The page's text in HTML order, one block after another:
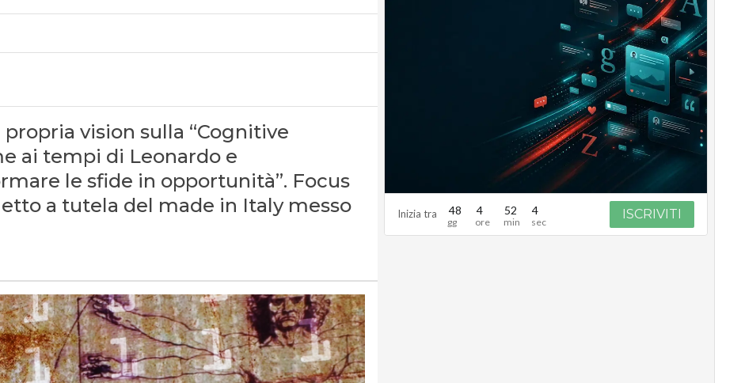
vision sulla “Cognitive
ai tempi di Leonardo e
le sfide in opportunità”. Focus
a tutela del made in Italy messo
Inizia tra 48 4 52 3 ISCRIVITI